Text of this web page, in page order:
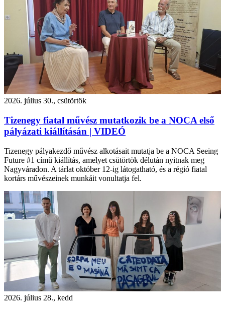
2026. július 30., csütörtök
Tizenegy fiatal művész mutatkozik be a NOCA első
pályázati kiállításán | VIDEÓ
Tizenegy pályakezdő művész alkotásait mutatja be a NOCA Seeing
Future #1 című kiállítás, amelyet csütörtök délután nyitnak meg
Nagyváradon. A tárlat október 12-ig látogatható, és a régió fiatal
kortárs művészeinek munkáit vonultatja fel.
2026. július 28., kedd